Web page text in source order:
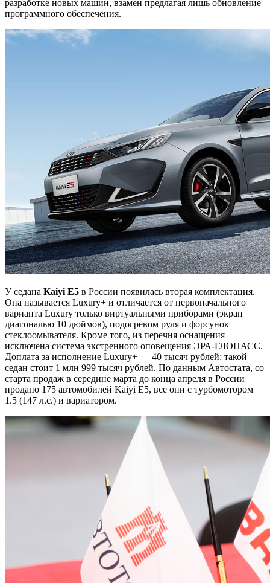
разработке новых машин, взамен предлагая лишь обновление
программного обеспечения.
У седана Kaiyi E5 в России появилась вторая комплектация.
Она называется Luxury+ и отличается от первоначального
варианта Luxury только виртуальными приборами (экран
диагональю 10 дюймов), подогревом руля и форсунок
стеклоомывателя. Кроме того, из перечня оснащения
исключена система экстренного оповещения ЭРА-ГЛОНАСС.
Доплата за исполнение Luxury+ — 40 тысяч рублей: такой
седан стоит 1 млн 999 тысяч рублей. По данным Автостата, со
старта продаж в середине марта до конца апреля в России
продано 175 автомобилей Kaiyi E5, все они с турбомотором
1.5 (147 л.с.) и вариатором.